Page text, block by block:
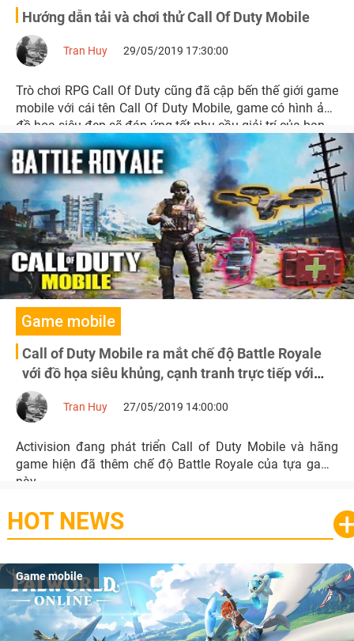
Hướng dẫn tải và chơi thử Call Of Duty Mobile
Tran Huy 29/05/2019 17:30:00
Trò chơi RPG Call Of Duty cũng đã cập bến thế giới game
mobile với cái tên Call Of Duty Mobile, game có hình ảnh
đồ họa siêu đẹp sẽ đáp ứng tốt nhu cầu giải trí của bạn.
Game mobile
Call of Duty Mobile ra mắt chế độ Battle Royale
với đồ họa siêu khủng, cạnh tranh trực tiếp với
PUBG Mobile
Tran Huy 27/05/2019 14:00:00
Activision đang phát triển Call of Duty Mobile và hãng
game hiện đã thêm chế độ Battle Royale của tựa game
này.
HOT NEWS
Game mobile